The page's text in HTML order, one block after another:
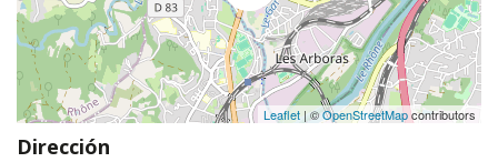
Leaflet | ©OpenStreetMapcontributors
Dirección